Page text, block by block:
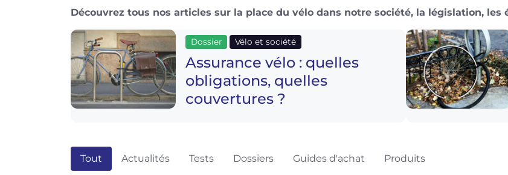
Découvrez tous nos articles sur la place du vélo dans notre société, la législation,
Dossier Vélo et société
Assurance vélo : quelles
obligations, quelles
couvertures ?
Tout Actualités Tests Dossiers Guides d'achat Produits